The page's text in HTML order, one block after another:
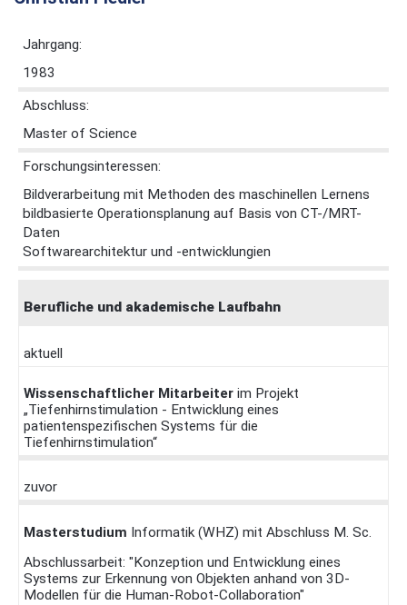
Jahrgang:
1983
Abschluss:
Master of Science
Forschungsinteressen:
Bildverarbeitung mit Methoden des maschinellen Lernens
bildbasierte Operationsplanung auf Basis von CT-/MRT-
Daten
Softwarearchitektur und -entwicklungien
Berufliche und akademische Laufbahn
aktuell
Wissenschaftlicher Mitarbeiter im Projekt
„Tiefenhirnstimulation - Entwicklung eines
patientenspezifischen Systems für die
Tiefenhirnstimulation“
zuvor
Masterstudium Informatik (WHZ) mit Abschluss M. Sc.
Abschlussarbeit: "Konzeption und Entwicklung eines
Systems zur Erkennung von Objekten anhand von 3D-
Modellen für die Human-Robot-Collaboration"